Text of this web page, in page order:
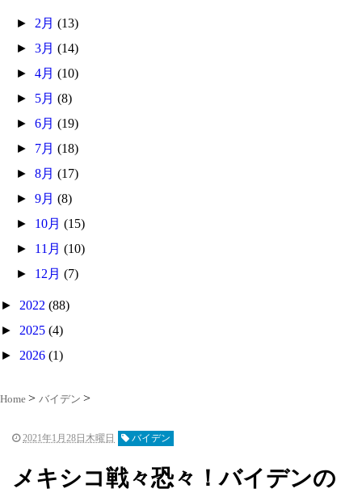
► 2月(13)
►3月(14)
►4月(10)
► 5月(8)
►6月(19)
► 7月(18)
►8月(17)
►9月(8)
► 10月(15)
► 11月(10)
► 12月(7)
► 2022 (88)
► 2025 (4)
► 2026 (1)
Home バイデン
2021年1月28日木曜日 バイデン
メキシコ戦々恐々！バイデンの